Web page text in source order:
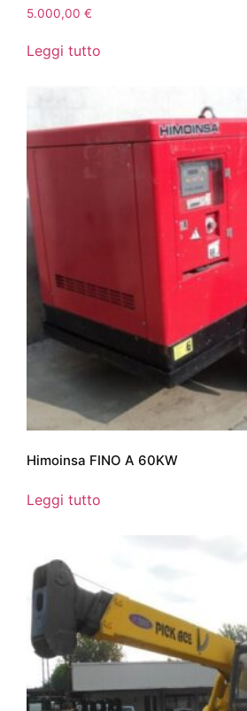
5.000,00 €
Leggi tutto
Himoinsa FINO A 60KW
Leggi tutto